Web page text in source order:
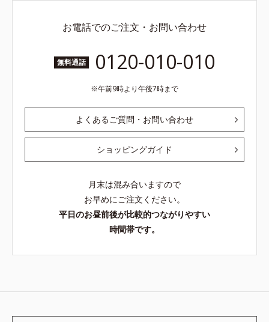
お電話でのご注文・お問い合わせ
無料通話 0120-010-010
午前9時より午後7時まで
よくあるご質問・お問い合わせ
ショッピングガイド
月末は混み合いますので
お早めにご注文ください。
平日のお昼前後が比較的つながりやすい
時間帯です。